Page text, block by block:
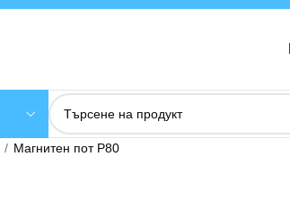
Магнитен пот P80